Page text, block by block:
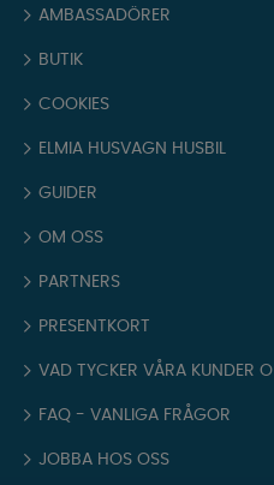
AMBASSADÖRER
BUTIK
COOKIES
ELMIA HUSVAGN HUSBIL
GUIDER
OM OSS
PARTNERS
PRESENTKORT
VAD TYCKER VÅRA KUNDER
FAQ - VANLIGA FRÅGOR
JOBBA HOS OSS